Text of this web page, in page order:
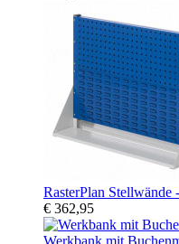
RasterPlan Stellwände
€ 362,95
Werkbank mit